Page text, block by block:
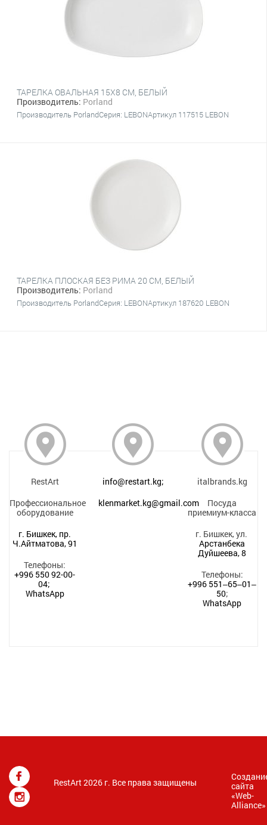
ТАРЕЛКА ОВАЛЬНАЯ 15Х8 CM, БЕЛЫЙ
Производитель: Porland
Производитель PorlandСерия: LEBONАртикул 117515 LEBON
ТАРЕЛКА ПЛОСКАЯ БЕЗ РИМА 20 CM, БЕЛЫЙ
Производитель: Porland
Производитель PorlandСерия: LEBONАртикул 187620 LEBON
RestArt
Профессиональное
оборудование
г. Бишкек, пр.
Ч.Айтматова, 91
Телефоны:
+996 550 92-00-
04;
WhatsApp
info@restart.kg;
klenmarket.kg@gmail.com
italbrands.kg
Посуда
приемиум-класса
г. Бишкек, ул.
Арстанбека
Дуйшеева, 8
Телефоны:
+996 551‒65‒01‒
50;
WhatsApp
RestArt 2026 г. Все права защищены
сайта
«Web-
Alliance»